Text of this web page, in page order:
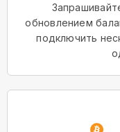
обновлением
подключить